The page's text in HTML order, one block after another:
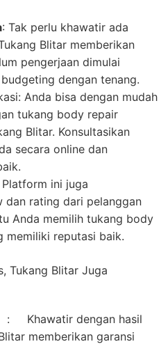
: Tak perlu khawatir ada
Blitar memberikan
pengerjaan dimulai
dengan tenang.
Anda bisa dengan mudah
tukang body repair
Blitar. Konsultasikan
secara online dan
Platform ini juga
dan rating dari pelanggan
Anda memilih tukang body
memiliki reputasi baik.
Tukang Blitar Juga
: Khawatir dengan hasil
memberikan garansi